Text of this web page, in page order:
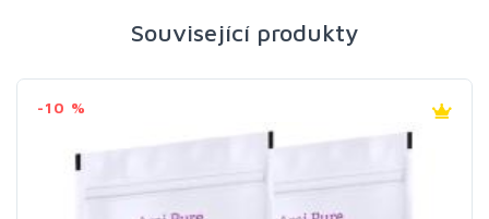
Související produkty
-10 %